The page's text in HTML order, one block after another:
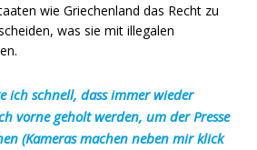
wie Griechenland das Recht zu
was sie mit illegalen
ich schnell, dass immer wieder
vorne geholt werden, um der Presse
(Kameras machen neben mir klick